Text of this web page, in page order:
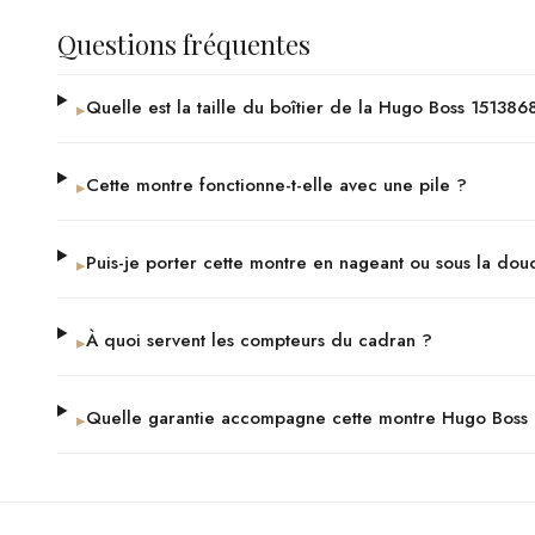
Questions fréquentes
▸Quelle est la taille du boîtier de la Hugo Boss
▸Cette montre fonctionne-t-elle avec une pile ?
▸Puis-je porter cette montre en nageant ou sous la
▸À quoi servent les compteurs du cadran ?
▸Quelle garantie accompagne cette montre Hugo Boss